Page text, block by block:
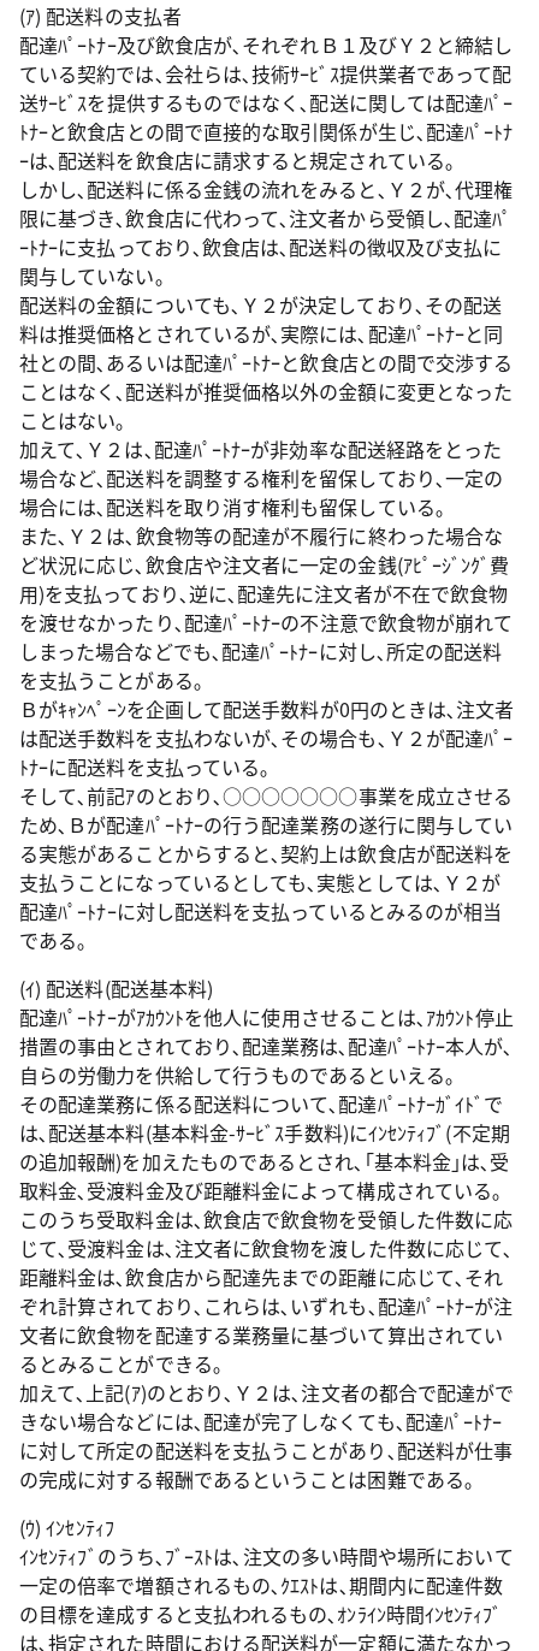
(ｱ) 配送料の支払者
配達ﾊﾟｰﾄﾅｰ及び飲食店が､それぞれＢ１及びＹ２と締結し
ている契約では､会社らは､技術ｻｰﾋﾞｽ提供業者であって配
送ｻｰﾋﾞｽを提供するものではなく､配送に関しては配達ﾊﾟｰ
ﾄﾅｰと飲食店との間で直接的な取引関係が生じ､配達ﾊﾟｰﾄﾅ
ｰは､配送料を飲食店に請求すると規定されている｡
しかし､配送料に係る金銭の流れをみると､Ｙ２が､代理権
限に基づき､飲食店に代わって､注文者から受領し､配達ﾊﾟ
ｰﾄﾅｰに支払っており､飲食店は､配送料の徴収及び支払に
関与していない｡
配送料の金額についても､Ｙ２が決定しており､その配送
料は推奨価格とされているが､実際には､配達ﾊﾟｰﾄﾅｰと同
社との間､あるいは配達ﾊﾟｰﾄﾅｰと飲食店との間で交渉する
ことはなく､配送料が推奨価格以外の金額に変更となった
ことはない｡
加えて､Ｙ２は､配達ﾊﾟｰﾄﾅｰが非効率な配送経路をとった
場合など､配送料を調整する権利を留保しており､一定の
場合には､配送料を取り消す権利も留保している｡
また､Ｙ２は､飲食物等の配達が不履行に終わった場合な
ど状況に応じ､飲食店や注文者に一定の金銭(ｱﾋﾟｰｼﾞﾝｸﾞ費
用)を支払っており､逆に､配達先に注文者が不在で飲食物
を渡せなかったり､配達ﾊﾟｰﾄﾅｰの不注意で飲食物が崩れて
しまった場合などでも､配達ﾊﾟｰﾄﾅｰに対し､所定の配送料
を支払うことがある｡
Ｂがｷｬﾝﾍﾟｰﾝを企画して配送手数料が0円のときは､注文者
は配送手数料を支払わないが､その場合も､Ｙ２が配達ﾊﾟｰ
ﾄﾅｰに配送料を支払っている｡
そして､前記ｱのとおり､○○○○○○○事業を成立させる
ため､Ｂが配達ﾊﾟｰﾄﾅｰの行う配達業務の遂行に関与してい
る実態があることからすると､契約上は飲食店が配送料を
支払うことになっているとしても､実態としては､Ｙ２が
配達ﾊﾟｰﾄﾅｰに対し配送料を支払っているとみるのが相当
である｡
(ｲ) 配送料(配送基本料)
配達ﾊﾟｰﾄﾅｰがｱｶｳﾝﾄを他人に使用させることは､ｱｶｳﾝﾄ停止
措置の事由とされており､配達業務は､配達ﾊﾟｰﾄﾅｰ本人が､
自らの労働力を供給して行うものであるといえる｡
その配達業務に係る配送料について､配達ﾊﾟｰﾄﾅｰｶﾞｲﾄﾞで
は､配送基本料(基本料金-ｻｰﾋﾞｽ手数料)にｲﾝｾﾝﾃｨﾌﾞ(不定期
の追加報酬)を加えたものであるとされ､｢基本料金｣は､受
取料金､受渡料金及び距離料金によって構成されている｡
このうち受取料金は､飲食店で飲食物を受領した件数に応
じて､受渡料金は､注文者に飲食物を渡した件数に応じて､
距離料金は､飲食店から配達先までの距離に応じて､それ
ぞれ計算されており､これらは､いずれも､配達ﾊﾟｰﾄﾅｰが注
文者に飲食物を配達する業務量に基づいて算出されてい
るとみることができる｡
加えて､上記(ｱ)のとおり､Ｙ２は､注文者の都合で配達がで
きない場合などには､配達が完了しなくても､配達ﾊﾟｰﾄﾅｰ
に対して所定の配送料を支払うことがあり､配送料が仕事
の完成に対する報酬であるということは困難である｡
(ｳ) ｲﾝｾﾝﾃｨﾌ
ｲﾝｾﾝﾃｨﾌﾞのうち､ﾌﾞｰｽﾄは､注文の多い時間や場所において
一定の倍率で増額されるもの､ｸｴｽﾄは､期間内に配達件数
の目標を達成すると支払われるもの､ｵﾝﾗｲﾝ時間ｲﾝｾﾝﾃｨﾌﾞ
は､指定された時間における配送料が一定額に満たなかっ